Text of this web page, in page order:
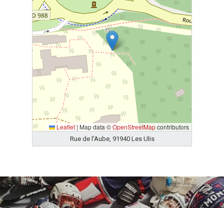
Leaflet| Map data ©OpenStreetMapcontributors
Rue de l'Aube, 91940 Les Ulis